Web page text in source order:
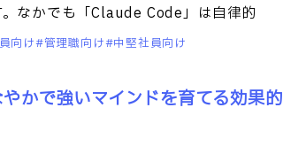
なかでも「Claude Code」は自律的
向け 管理職向け 中堅社員向け
かで強いマインドを育てる効果的